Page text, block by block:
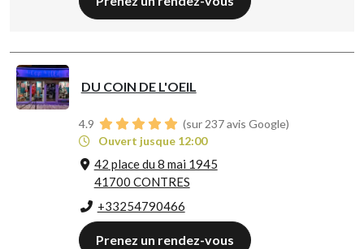
DU COIN DE L'OEIL
4.9
(sur 237 avis Google)
Ouvert jusque 12:00
42 place du 8 mai 1945
41700 CONTRES
+33254790466
Prenez un rendez-vous